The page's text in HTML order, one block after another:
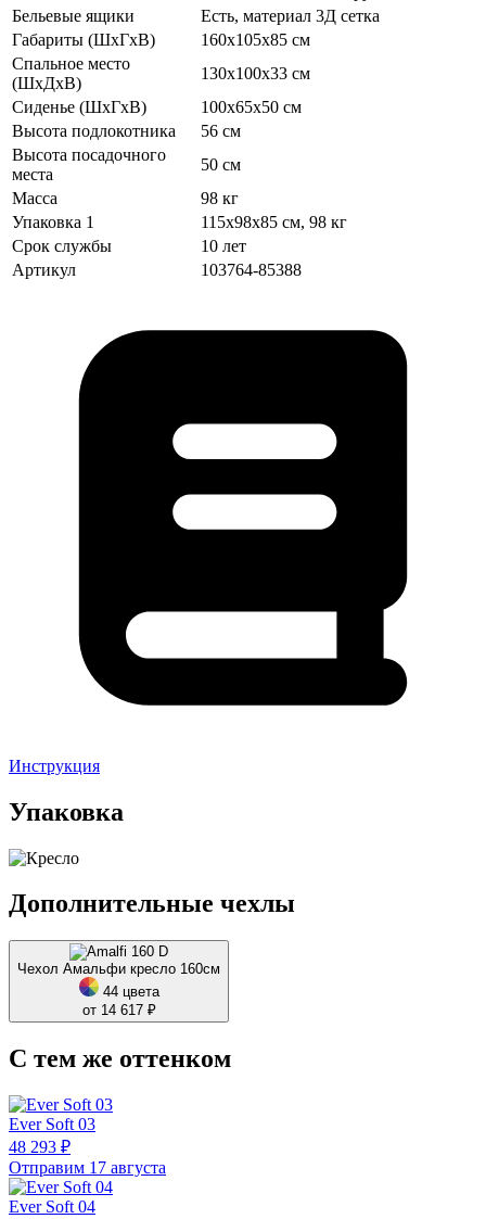
Бельевые ящики
Есть, материал 3Д сетка
Габариты (ШхГхВ)
160х105х85 см
Спальное место
(ШхДхВ)
130х100х33 см
Сиденье (ШхГхВ)
100х65х50 см
Высота подлокотника
56 см
Высота посадочного
места
50 см
Масса
98 кг
Упаковка 1
115x98x85 см, 98 кг
Срок службы
10 лет
Артикул
103764-85388
Инструкция
Упаковка
Дополнительные чехлы
Чехол Амальфи кресло 160см
44 цвета
от 14 617 ₽
С тем же оттенком
Ever Soft 03
48 293 ₽
Отправим 17 августа
Ever Soft 04